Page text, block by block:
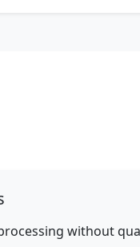
without